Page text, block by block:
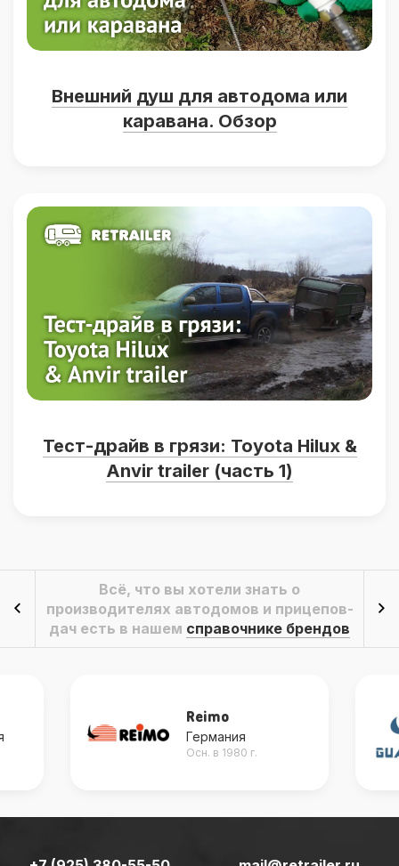
Внешний душ для автодома или
каравана. Обзор
Тест-драйв в грязи: Toyota Hilux &
Anvir trailer (часть 1)
Всё, что вы хотели знать о
производителях автодомов и прицепов-
дач есть в нашем справочнике брендов
Reimo
Германия
Осн. в 1980 г.